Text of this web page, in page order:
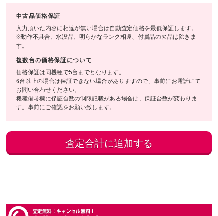
中古品価格保証
入力頂いた内容に相違が無い場合は自動査定価格を最低保証します。
※動作不具合、水没品、明らかなランク相違、付属品の欠品は除きま
す。
複数台の価格保証について
価格保証は同機種で5台までとなります。
6台以上の場合は保証できない場合がありますので、事前にお電話にて
お問い合わせください。
機種備考欄に保証台数の制限記載がある場合は、保証台数が変わりま
す。事前にご確認をお願い致します。